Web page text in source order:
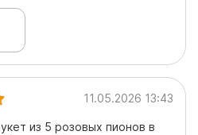
11.05.2026 13:43
из 5 розовых пионов в